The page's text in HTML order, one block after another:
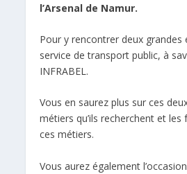
l’Arsenal de Namur.
Pour y rencontrer deux grandes
service de transport public, à
INFRABEL.
Vous en saurez plus sur ces
métiers qu’ils recherchent et
ces métiers.
Vous aurez également